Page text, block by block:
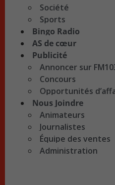
Société
Sports
Bingo Radio
AS de cœur
Publicité
Annoncer sur
Concours
Opportunités
Nous Joindre
Animateurs
Journalistes
Équipe des ventes
Administration